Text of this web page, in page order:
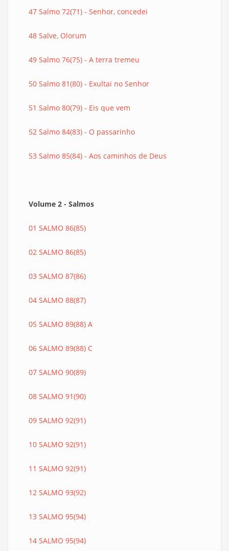
47 Salmo 72(71) - Senhor, concedei
48 Salve, Olorum
49 Salmo 76(75) - A terra tremeu
50 Salmo 81(80) - Exultai no Senhor
51 Salmo 80(79) - Eis que vem
52 Salmo 84(83) - O passarinho
53 Salmo 85(84) - Aos caminhos de Deus
Volume 2 - Salmos
01 SALMO 86(85)
02 SALMO 86(85)
03 SALMO 87(86)
04 SALMO 88(87)
05 SALMO 89(88) A
06 SALMO 89(88) C
07 SALMO 90(89)
08 SALMO 91(90)
09 SALMO 92(91)
10 SALMO 92(91)
11 SALMO 92(91)
12 SALMO 93(92)
13 SALMO 95(94)
14 SALMO 95(94)